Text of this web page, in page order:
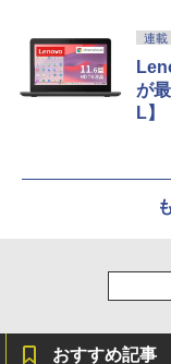
連載
が
L】
おすすめ記事